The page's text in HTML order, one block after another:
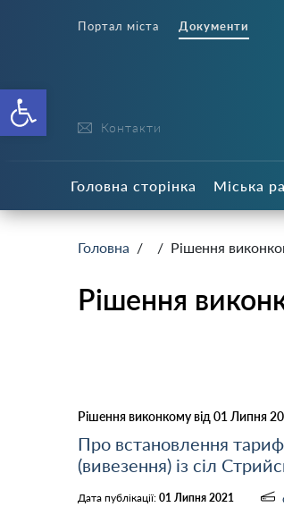
Відкрити Панель
Портал міста Документи
Контакти
Головна сторінка Міська
Головна / / Рішення
Рішення
Рішення виконкому від 01 Липня
Про встановлення
(вивезення) із сіл
Дата публікації: 01 Липня 2021